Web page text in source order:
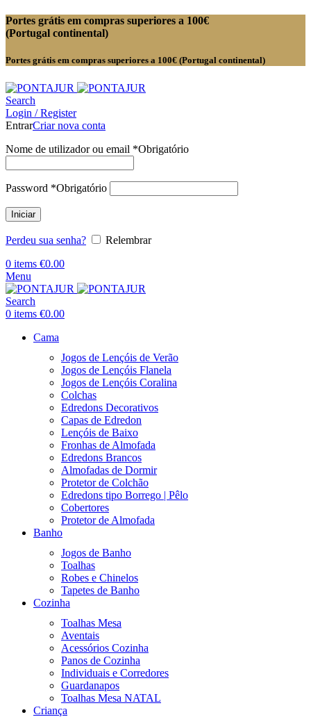
Portes grátis em compras superiores a 100€
(Portugal continental)
Portes grátis em compras superiores a 100€ (Portugal continental)
Search
Login / Register
EntrarCriar nova conta
Nome de utilizador ou email *Obrigatório
Password *Obrigatório
Iniciar
Perdeu sua senha?
Relembrar
0 items €0.00
Menu
Search
0 items €0.00
Cama
Jogos de Lençóis de Verão
Jogos de Lençóis Flanela
Jogos de Lençóis Coralina
Colchas
Edredons Decorativos
Capas de Edredon
Lençóis de Baixo
Fronhas de Almofada
Edredons Brancos
Almofadas de Dormir
Protetor de Colchão
Edredons tipo Borrego | Pêlo
Cobertores
Protetor de Almofada
Banho
Jogos de Banho
Toalhas
Robes e Chinelos
Tapetes de Banho
Cozinha
Toalhas Mesa
Aventais
Acessórios Cozinha
Panos de Cozinha
Individuais e Corredores
Guardanapos
Toalhas Mesa NATAL
Criança